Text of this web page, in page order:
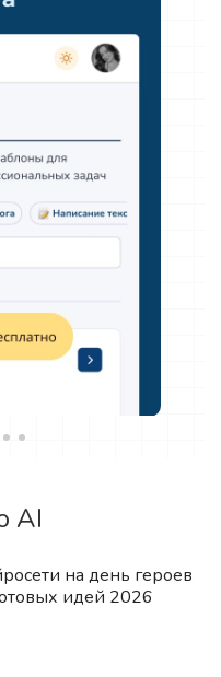
AI
на день героев
идей 2026